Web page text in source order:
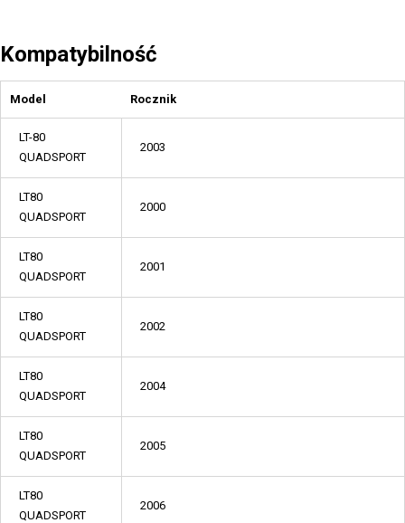
Kompatybilność
Model Rocznik
LT-80
QUADSPORT
2003
LT80
QUADSPORT
2000
LT80
QUADSPORT
2001
LT80
QUADSPORT
2002
LT80
QUADSPORT
2004
LT80
QUADSPORT
2005
LT80
QUADSPORT
2006